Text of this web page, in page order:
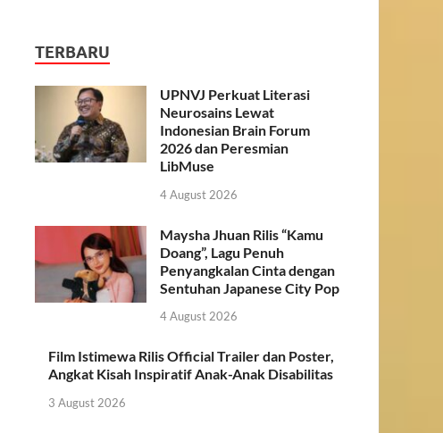
TERBARU
UPNVJ Perkuat Literasi
Neurosains Lewat
Indonesian Brain Forum
2026 dan Peresmian
LibMuse
4 August 2026
Maysha Jhuan Rilis “Kamu
Doang”, Lagu Penuh
Penyangkalan Cinta dengan
Sentuhan Japanese City Pop
4 August 2026
Film Istimewa Rilis Official Trailer dan Poster,
Angkat Kisah Inspiratif Anak-Anak Disabilitas
3 August 2026